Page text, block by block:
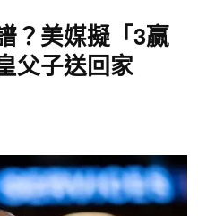
？美媒擬「3贏
父子送回家